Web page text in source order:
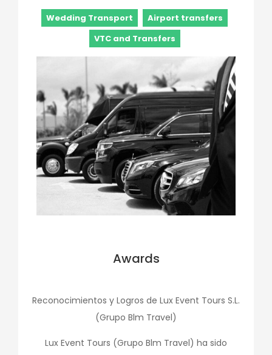
Wedding Transport
Airport transfers
VTC and Transfers
Awards
Reconocimientos y Logros de Lux Event Tours S.L.
(Grupo Blm Travel)
Lux Event Tours (Grupo Blm Travel) ha sido